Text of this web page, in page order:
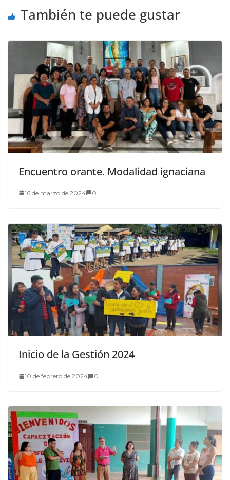
También te puede gustar
Encuentro orante. Modalidad ignaciana
16 de marzo de 2024 0
Inicio de la Gestión 2024
10 de febrero de 2024 0